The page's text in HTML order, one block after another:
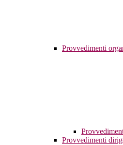
Provvedimenti
Provvedimenti